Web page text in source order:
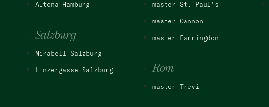
Altona Hamburg
Salzburg
Mirabell Salzburg
Linzergasse Salzburg
master St. Paul’s
master Cannon
master Farringdon
Rom
master Trevi